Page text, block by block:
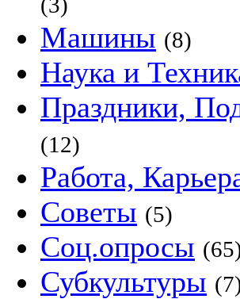
Машины (8)
Наука и
Праздники,
(12)
Работа,
Советы (5)
Соц.опросы
Субкультуры